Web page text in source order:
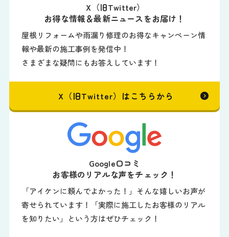
X（旧Twitter）
お得な情報＆最新ニュースをお届け！
屋根リフォームや雨漏り修理のお得なキャンペーン情
報や最新の施工事例を発信中！
さまざまな疑問にもお答えしています！
X（旧Twitter）はこちらから
Google口コミ
お客様のリアルな声をチェック！
「アイケンに頼んでよかった！」そんな嬉しいお声が
寄せられています！「実際に施工したお客様のリアル
を知りたい」という方はぜひチェック！